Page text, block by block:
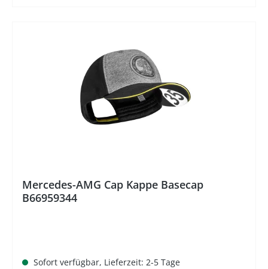
Mercedes-AMG Cap Kappe Basecap
B66959344
Sofort verfügbar, Lieferzeit: 2-5 Tage